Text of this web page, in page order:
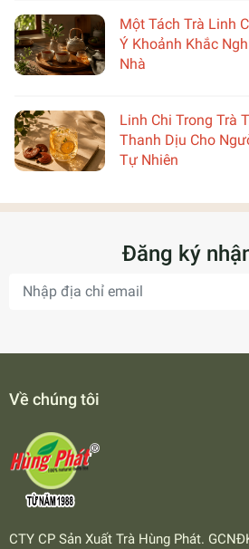
Một Tách Trà Linh
Ý Khoảnh Khắc
Nhà
Linh Chi Trong Trà
Thanh Dịu Cho
Tự Nhiên
Đăng ký
Về chúng tôi
CTY CP Sản Xuất Trà Hùng Phát.